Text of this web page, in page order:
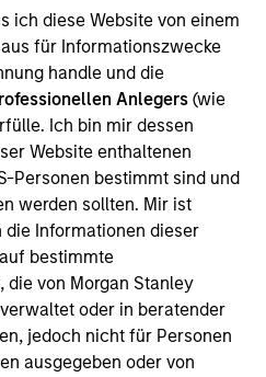
ich diese Website von einem
aus für Informationszwecke
handle und die
Anlegers(wie
Ich bin mir dessen
Website enthaltenen
Personen bestimmt sind und
werden sollten. Mir ist
Informationen dieser
bestimmte
die von Morgan Stanley
oder in beratender
jedoch nicht für Personen
ausgegeben oder von
director of Morgan
and serves as the
and Technology. Varun
Global Sustainable
16 years of industry
in GSF, Varun created a
investing for the
management clients.
years as a product lead
build Eze’s award-